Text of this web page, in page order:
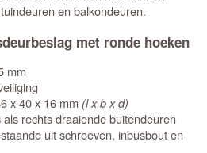
en balkondeuren.
met ronde hoeken
mm
x 40 x 16 mm (l x b x d)
rechts draaiende buitendeuren
uit schroeven, inbusbout en